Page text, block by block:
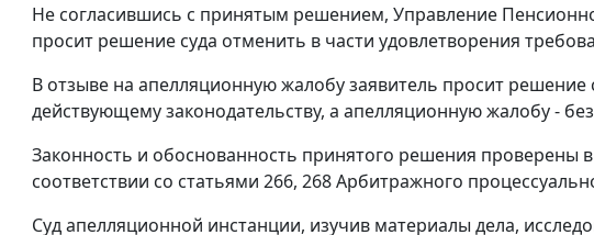
Не согласившись с принятым решением, Управление
просит решение суда отменить в части удовлетворения
В отзыве на апелляционную жалобу заявитель просит решение
действующему законодательству, а апелляционную жалобу -
Законность и обоснованность принятого решения проверены
соответствии со статьями 266, 268Арбитражного
Суд апелляционной инстанции, изучив материалы дела,